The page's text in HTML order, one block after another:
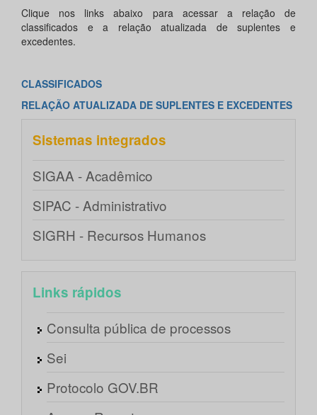
Clique nos links abaixo para acessar a relação de
classificados e a relação atualizada de suplentes e
excedentes.
CLASSIFICADOS
RELAÇÃO ATUALIZADA DE SUPLENTES E EXCEDENTES
Sistemas integrados
SIGAA - Acadêmico
SIPAC - Administrativo
SIGRH - Recursos Humanos
Links rápidos
Consulta pública de processos
Sei
Protocolo GOV.BR